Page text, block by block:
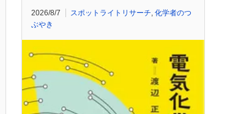
2026/8/7 スポットライトリサーチ 化学者のつ
ぶやき